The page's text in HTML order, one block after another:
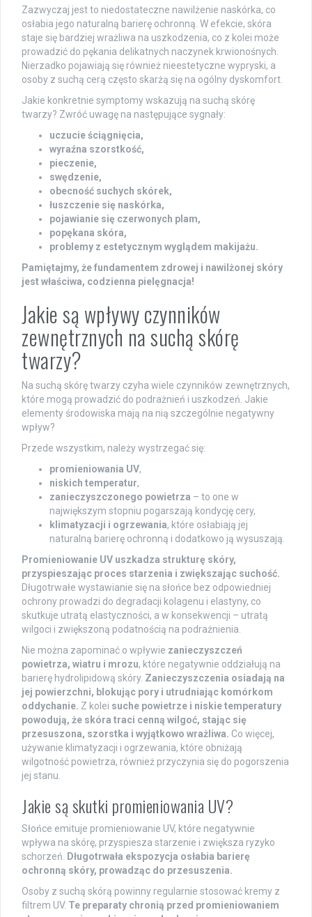
Zazwyczaj jest to niedostateczne nawilżenie naskórka, co
osłabia jego naturalną barierę ochronną. W efekcie, skóra
staje się bardziej wrażliwa na uszkodzenia, co z kolei może
prowadzić do pękania delikatnych naczynek krwionośnych.
Nierzadko pojawiają się również nieestetyczne wypryski, a
osoby z suchą cerą często skarżą się na ogólny dyskomfort.
Jakie konkretnie symptomy wskazują na suchą skórę
twarzy? Zwróć uwagę na następujące sygnały:
uczucie ściągnięcia,
wyraźna szorstkość,
pieczenie,
swędzenie,
obecność suchych skórek,
łuszczenie się naskórka,
pojawianie się czerwonych plam,
popękana skóra,
problemy z estetycznym wyglądem makijażu.
Pamiętajmy, że fundamentem zdrowej i nawilżonej skóry
jest właściwa, codzienna pielęgnacja!
Jakie są wpływy czynników
zewnętrznych na suchą skórę
twarzy?
Na suchą skórę twarzy czyha wiele czynników zewnętrznych,
które mogą prowadzić do podrażnień i uszkodzeń. Jakie
elementy środowiska mają na nią szczególnie negatywny
wpływ?
Przede wszystkim, należy wystrzegać się:
promieniowania UV,
niskich temperatur,
zanieczyszczonego powietrza – to one w
największym stopniu pogarszają kondycję cery,
klimatyzacji i ogrzewania, które osłabiają jej
naturalną barierę ochronną i dodatkowo ją wysuszają.
Promieniowanie UV uszkadza strukturę skóry,
przyspieszając proces starzenia i zwiększając suchość.
Długotrwałe wystawianie się na słońce bez odpowiedniej
ochrony prowadzi do degradacji kolagenu i elastyny, co
skutkuje utratą elastyczności, a w konsekwencji – utratą
wilgoci i zwiększoną podatnością na podrażnienia.
Nie można zapominać o wpływie zanieczyszczeń
powietrza, wiatru i mrozu, które negatywnie oddziałują na
barierę hydrolipidową skóry. Zanieczyszczenia osiadają na
jej powierzchni, blokując pory i utrudniając komórkom
oddychanie. Z kolei suche powietrze i niskie temperatury
powodują, że skóra traci cenną wilgoć, stając się
przesuszona, szorstka i wyjątkowo wrażliwa. Co więcej,
używanie klimatyzacji i ogrzewania, które obniżają
wilgotność powietrza, również przyczynia się do pogorszenia
jej stanu.
Jakie są skutki promieniowania UV?
Słońce emituje promieniowanie UV, które negatywnie
wpływa na skórę, przyspiesza starzenie i zwiększa ryzyko
schorzeń. Długotrwała ekspozycja osłabia barierę
ochronną skóry, prowadząc do przesuszenia.
Osoby z suchą skórą powinny regularnie stosować kremy z
filtrem UV. Te preparaty chronią przed promieniowaniem